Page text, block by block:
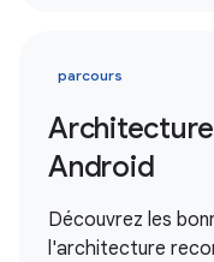
parcours
Android
Découvrez les
l'architecture